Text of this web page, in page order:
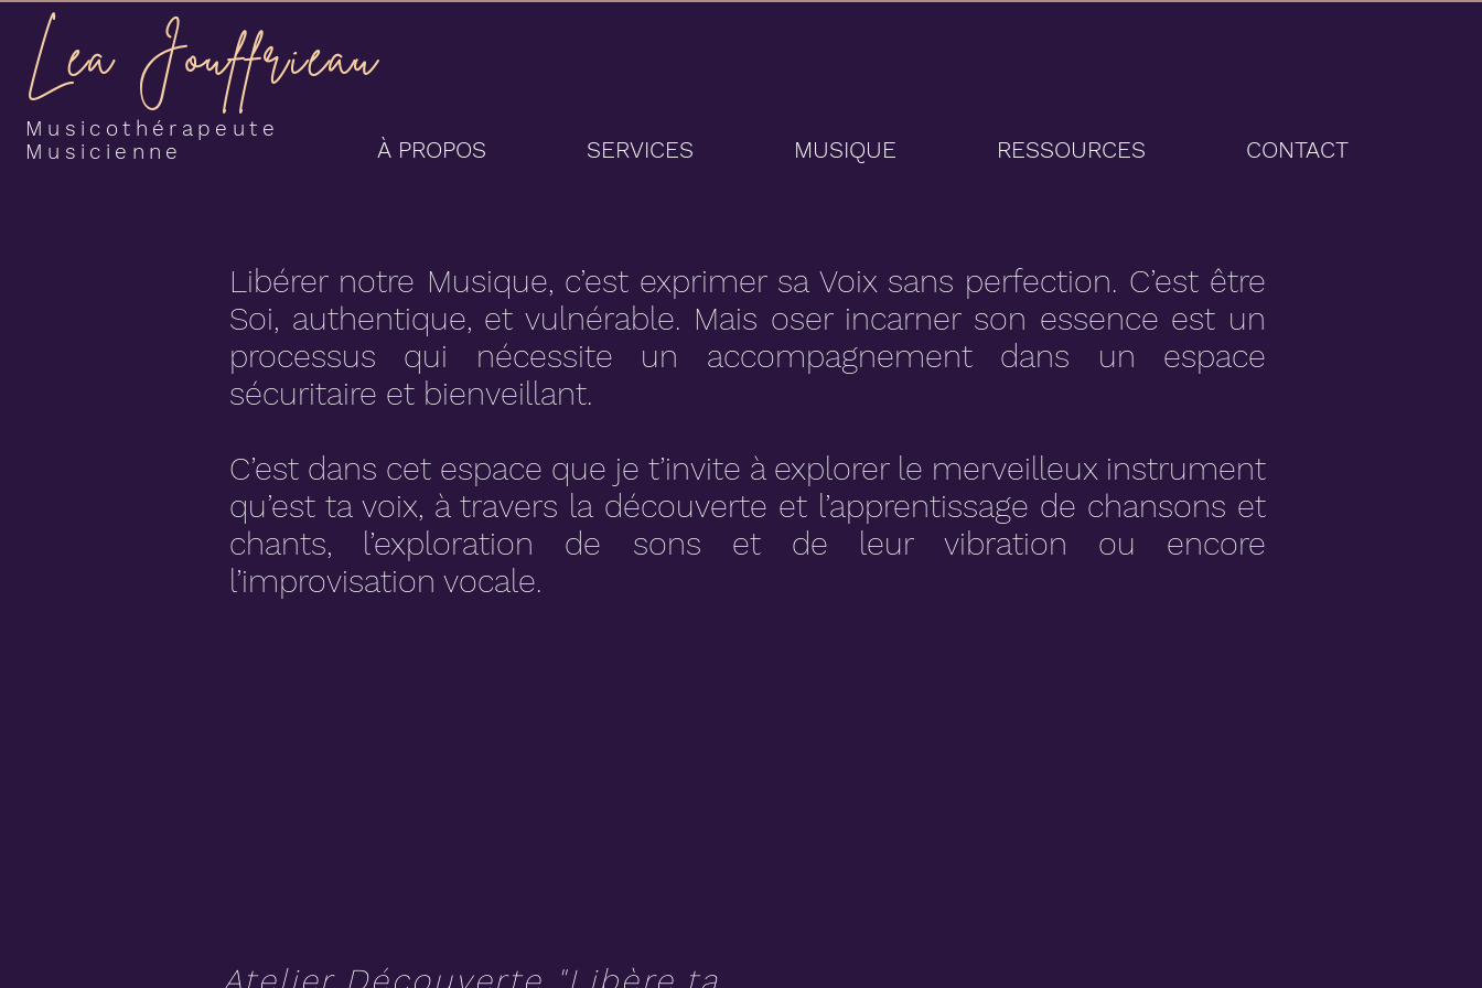
Léa Jouffrieau
Musicothérapeute
Musicienne
À PROPOS SERVICES MUSIQUE RESSOURCES CONTACT
Libérer notre Musique, c’est exprimer sa Voix sans perfection. C’est être
Soi, authentique, et vulnérable. Mais oser incarner son essence est un
processus qui nécessite un accompagnement dans un espace
sécuritaire et bienveillant.
C’est dans cet espace que je t’invite à explorer le merveilleux instrument
qu’est ta voix, à travers la découverte et l’apprentissage de chansons et
chants, l’exploration de sons et de leur vibration ou encore
l’improvisation vocale.
Atelier Découverte "Libère ta